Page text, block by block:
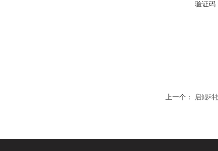
验证码
上一个： 启鲲科